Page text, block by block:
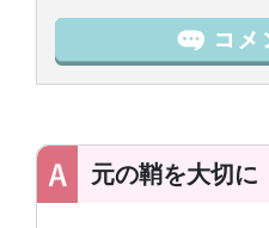
元の鞘を大切に